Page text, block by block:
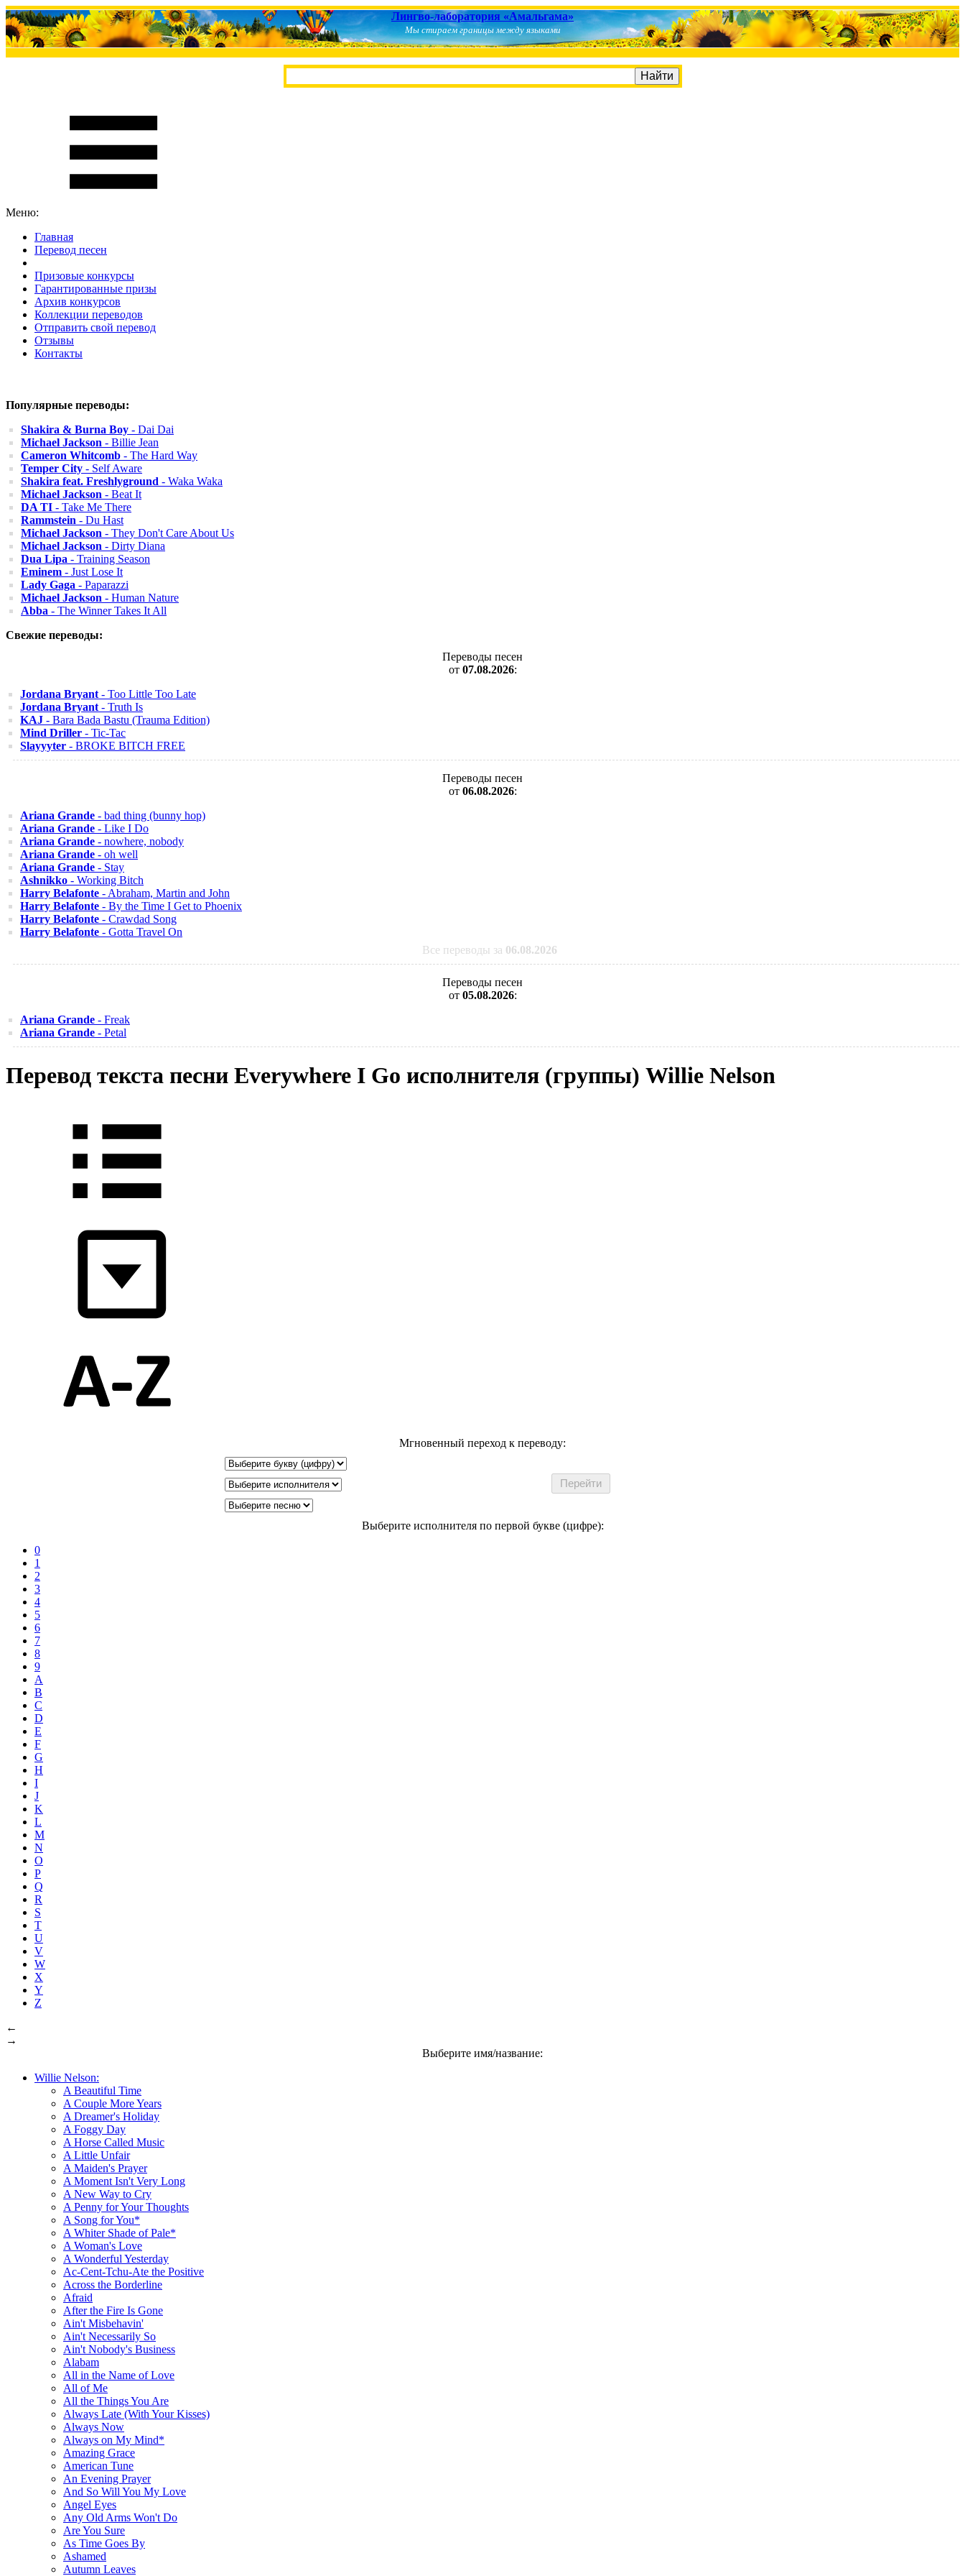
Лингво-лаборатория «Амальгама»
Мы стираем границы между языками
Меню:
Главная
Перевод песен
Призовые конкурсы
Гарантированные призы
Архив конкурсов
Коллекции переводов
Отправить свой перевод
Отзывы
Контакты
Популярные переводы:
Shakira & Burna Boy - Dai Dai
Michael Jackson - Billie Jean
Cameron Whitcomb - The Hard Way
Temper City - Self Aware
Shakira feat. Freshlyground - Waka Waka
Michael Jackson - Beat It
DA TI - Take Me There
Rammstein - Du Hast
Michael Jackson - They Don't Care About Us
Michael Jackson - Dirty Diana
Dua Lipa - Training Season
Eminem - Just Lose It
Lady Gaga - Paparazzi
Michael Jackson - Human Nature
Abba - The Winner Takes It All
Свежие переводы:
Переводы песен
от 07.08.2026:
Jordana Bryant - Too Little Too Late
Jordana Bryant - Truth Is
KAJ - Bara Bada Bastu (Trauma Edition)
Mind Driller - Tic-Tac
Slayyyter - BROKE BITCH FREE
Переводы песен
от 06.08.2026:
Ariana Grande - bad thing (bunny hop)
Ariana Grande - Like I Do
Ariana Grande - nowhere, nobody
Ariana Grande - oh well
Ariana Grande - Stay
Ashnikko - Working Bitch
Harry Belafonte - Abraham, Martin and John
Harry Belafonte - By the Time I Get to Phoenix
Harry Belafonte - Crawdad Song
Harry Belafonte - Gotta Travel On
Все переводы за 06.08.2026
Переводы песен
от 05.08.2026:
Ariana Grande - Freak
Ariana Grande - Petal
Перевод текста песни Everywhere I Go исполнителя (группы) Willie Nelson
Мгновенный переход к переводу:
Выберите исполнителя по первой букве (цифре):
0
1
2
3
4
5
6
7
8
9
A
B
C
D
E
F
G
H
I
J
K
L
M
N
O
P
Q
R
S
T
U
V
W
X
Y
Z
←
→
Выберите имя/название:
Willie Nelson:
A Beautiful Time
A Couple More Years
A Dreamer's Holiday
A Foggy Day
A Horse Called Music
A Little Unfair
A Maiden's Prayer
A Moment Isn't Very Long
A New Way to Cry
A Penny for Your Thoughts
A Song for You*
A Whiter Shade of Pale*
A Woman's Love
A Wonderful Yesterday
Ac-Cent-Tchu-Ate the Positive
Across the Borderline
Afraid
After the Fire Is Gone
Ain't Misbehavin'
Ain't Necessarily So
Ain't Nobody's Business
Alabam
All in the Name of Love
All of Me
All the Things You Are
Always Late (With Your Kisses)
Always Now
Always on My Mind*
Amazing Grace
American Tune
An Evening Prayer
And So Will You My Love
Angel Eyes
Any Old Arms Won't Do
Are You Sure
As Time Goes By
Ashamed
Autumn Leaves